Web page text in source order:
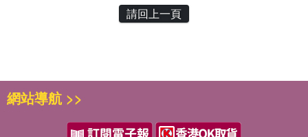
請回上一頁
網站導航 >>